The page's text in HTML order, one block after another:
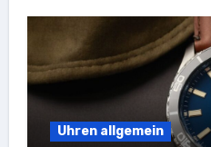
Uhren allgemein